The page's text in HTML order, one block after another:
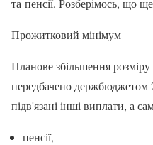
Прожитковий мінімум
Планове збільшення
передбачено держбюджетом
підв'язані інші виплати, а
пенсії,